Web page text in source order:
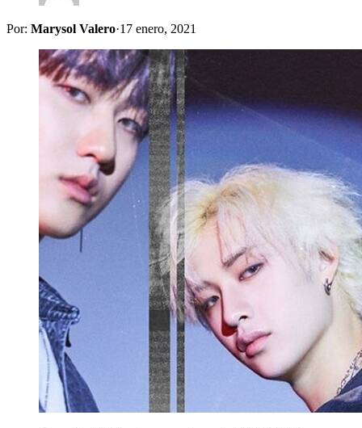
Por: Marysol Valero·17 enero, 2021